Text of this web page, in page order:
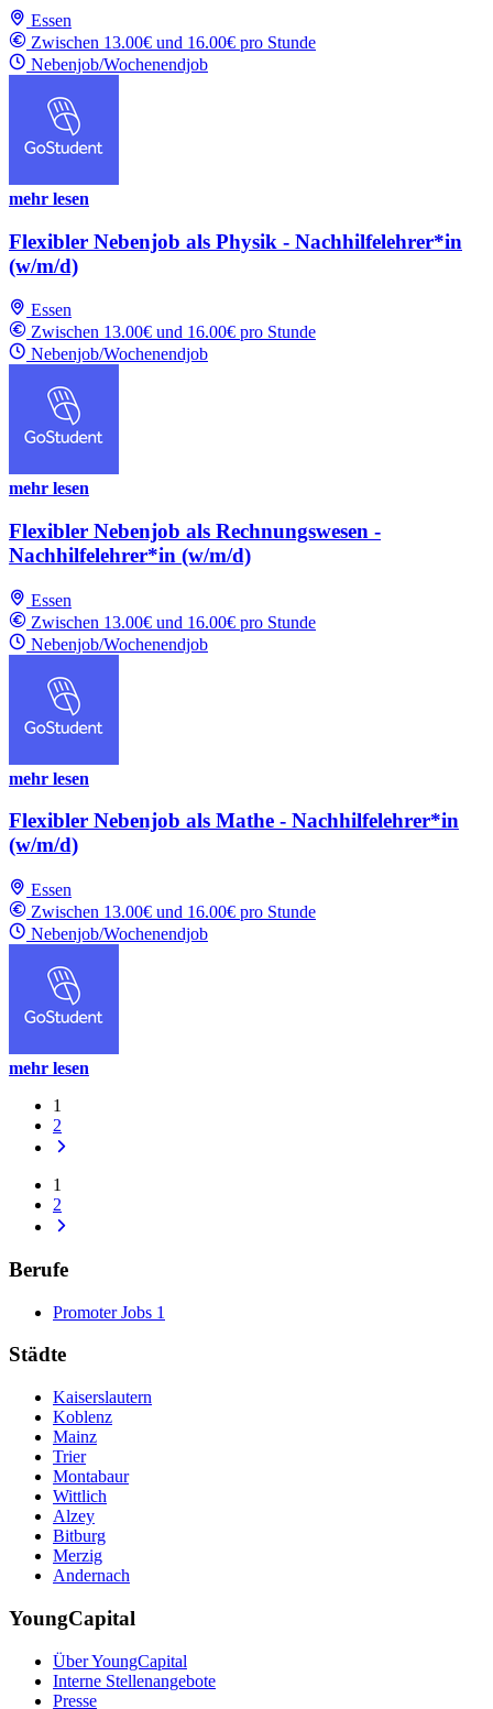
Essen
Zwischen 13.00€ und 16.00€ pro Stunde
Nebenjob/Wochenendjob
mehr lesen
Flexibler Nebenjob als Physik - Nachhilfelehrer*in
(w/m/d)
Essen
Zwischen 13.00€ und 16.00€ pro Stunde
Nebenjob/Wochenendjob
mehr lesen
Flexibler Nebenjob als Rechnungswesen -
Nachhilfelehrer*in (w/m/d)
Essen
Zwischen 13.00€ und 16.00€ pro Stunde
Nebenjob/Wochenendjob
mehr lesen
Flexibler Nebenjob als Mathe - Nachhilfelehrer*in
(w/m/d)
Essen
Zwischen 13.00€ und 16.00€ pro Stunde
Nebenjob/Wochenendjob
mehr lesen
1
2
1
2
Berufe
Promoter Jobs 1
Städte
Kaiserslautern
Koblenz
Mainz
Trier
Montabaur
Wittlich
Alzey
Bitburg
Merzig
Andernach
YoungCapital
Über YoungCapital
Interne Stellenangebote
Presse